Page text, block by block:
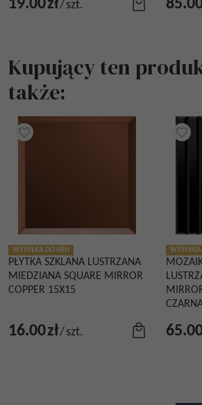
19.00zł/szt.
Kupujący ten
także:
WYSYŁKA DO 48H
PŁYTKA SZKLANA LUSTRZANA
MIEDZIANA SQUARE MIRROR
COPPER 15X15
16.00zł/szt.